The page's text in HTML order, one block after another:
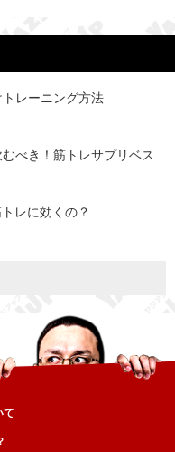
レーニング方法
べき！筋トレサプリベス
レに効くの？
て